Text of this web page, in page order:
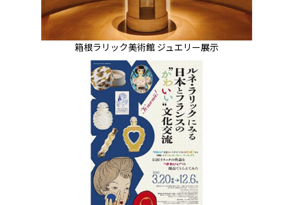
箱根ラリック美術館 ジュエリー展示